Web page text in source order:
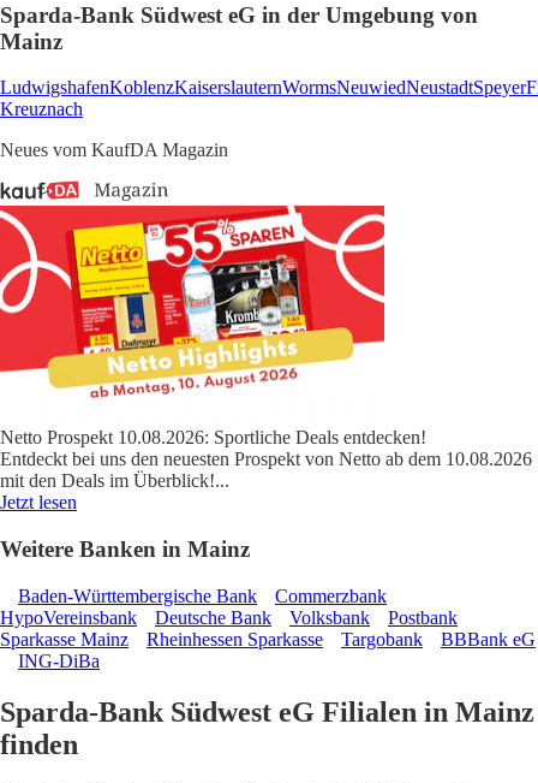
Sparda-Bank Südwest eG in der Umgebung von
Mainz
LudwigshafenKoblenzKaiserslauternWormsNeuwiedNeustadtSpeyer
Kreuznach
Neues vom KaufDA Magazin
Netto Prospekt 10.08.2026: Sportliche Deals entdecken!
Entdeckt bei uns den neuesten Prospekt von Netto ab dem 10.08.2026
mit den Deals im Überblick!...
Jetzt lesen
Weitere Banken in Mainz
Baden-Württembergische Bank
Commerzbank
HypoVereinsbank
Deutsche Bank Volksbank
Postbank
Sparkasse Mainz
Rheinhessen Sparkasse Targobank
BBBank eG
ING-DiBa
Sparda-Bank Südwest eG Filialen in Mainz
finden